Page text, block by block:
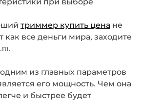
триммер купить цена не
как все деньги мира, заходите
одним из главных параметров
его мощность. Чем она
и быстрее будет